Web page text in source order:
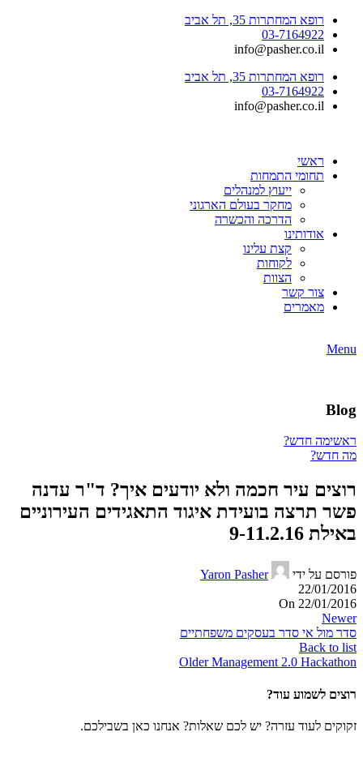
רופא המחתרות 35, תל אביב
03-7164922
info@pasher.co.il
רופא המחתרות 35, תל אביב
03-7164922
info@pasher.co.il
ראשי
תחומי התמחות
ייעוץ למנהלים
מחקר בעולם הארגוני
הדרכה והכשרה
אודותינו
קצת עלינו
לקוחות
הצוות
צור קשר
מאמרים
Menu
Blog
ראשימה חדש?
מה חדש?
רוצים עיר חכמה ולא יודעים איך? ד"ר עדנה
פשר תרצה בועידת איגוד התאגידים העירוניים
באילת 9-11.2.16
פורסם על ידי
Yaron Pasher
22/01/2016
On 22/01/2016
Newer
סדר מול אי סדר בעסקים משפחתיים
Back to list
Older Management 2.0 Hackathon
רוצים לשמוע עוד?
זקוקים לעוד עזרה? יש לכם שאלות? אנחנו כאן בשבילכם.